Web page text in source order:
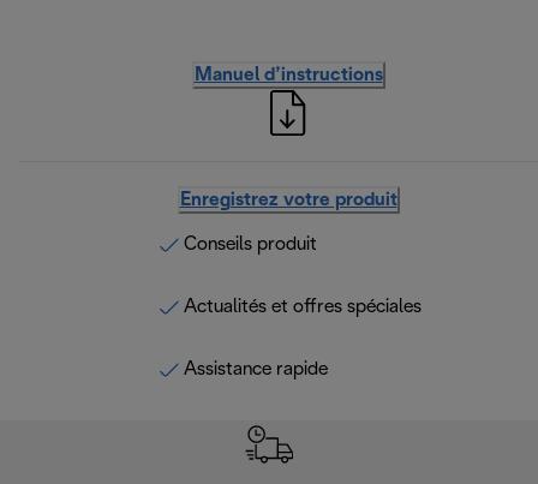
Manuel d’instructions
Enregistrez votre produit
Conseils produit
Actualités et offres spéciales
Assistance rapide